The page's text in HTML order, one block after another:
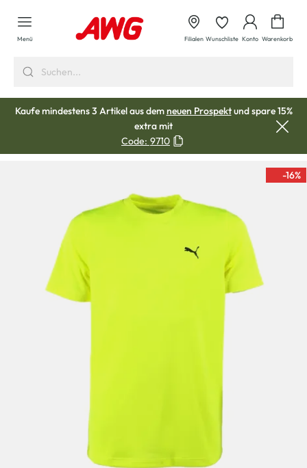
springen
Menü Filialen Wunschliste Konto Warenkorb
Kaufe mindestens 3 Artikel aus demneuen Prospektund spare 15%
extra mit
Code: 9710
-16%